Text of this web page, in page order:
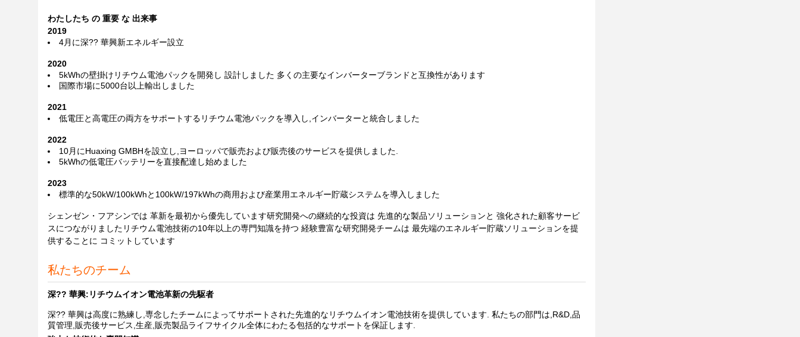
わたしたち の 重要 な 出来事
2019
4月に深?? 華興新エネルギー設立
2020
5kWhの壁掛けリチウム電池パックを開発し 設計しました 多くの主要なインバーターブランドと互換性があります
国際市場に5000台以上輸出しました
2021
低電圧と高電圧の両方をサポートするリチウム電池パックを導入し,インバーターと統合しました
2022
10月にHuaxing GMBHを設立し,ヨーロッパで販売および販売後のサービスを提供しました.
5kWhの低電圧バッテリーを直接配達し始めました
2023
標準的な50kW/100kWhと100kW/197kWhの商用および産業用エネルギー貯蔵システムを導入しました
シェンゼン・フアシンでは 革新を最初から優先しています研究開発への継続的な投資は 先進的な製品ソリューションと 強化された顧客サービ
スにつながりましたリチウム電池技術の10年以上の専門知識を持つ 経験豊富な研究開発チームは 最先端のエネルギー貯蔵ソリューションを提
供することに コミットしています
私たちのチーム
深?? 華興:リチウムイオン電池革新の先駆者
深?? 華興は高度に熟練し,専念したチームによってサポートされた先進的なリチウムイオン電池技術を提供しています. 私たちの部門は,R&D,品
質管理,販売後サービス,生産,販売製品ライフサイクル全体にわたる包括的なサポートを保証します.